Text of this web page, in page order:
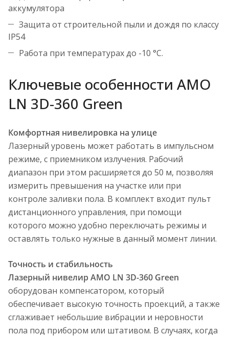
аккумулятора
Защита от строительной пыли и дождя по классу
IP54
Работа при температурах до -10 °С.
Ключевые особенности AMO
LN 3D-360 Green
Комфортная нивелировка на улице
Лазерный уровень может работать в импульсном
режиме, с приемником излучения. Рабочий
диапазон при этом расширяется до 50 м, позволяя
измерить превышения на участке или при
контроле заливки пола. В комплект входит пульт
дистанционного управления, при помощи
которого можно удобно переключать режимы и
оставлять только нужные в данный момент линии.
Точность и стабильность
Лазерный нивелир AMO LN 3D-360 Green
оборудован компенсатором, который
обеспечивает высокую точность проекций, а также
сглаживает небольшие вибрации и неровности
пола под прибором или штативом. В случаях, когда